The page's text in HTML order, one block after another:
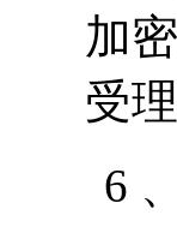
加
受理
6